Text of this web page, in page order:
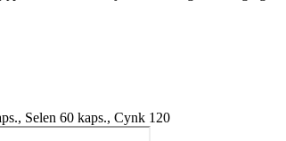
Selen 60 kaps., Cynk 120